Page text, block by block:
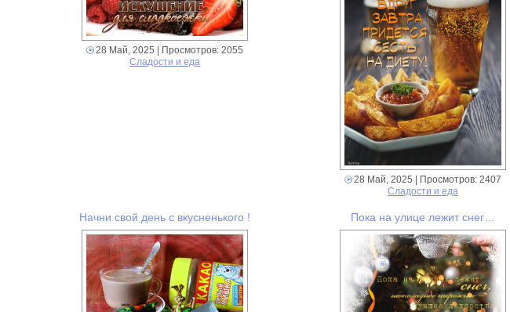
28 Май, 2025 | Просмотров: 2055
Сладости и еда
28 Май, 2025 | Просмотров: 2407
Сладости и еда
Начни свой день с вкусненького ! Пока на улице лежит снег…